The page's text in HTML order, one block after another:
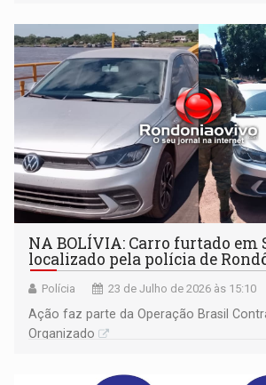
NA BOLÍVIA: Carro furtado em
localizado pela polícia de
Polícia 23 de Julho de 2026 às 15:10
Ação faz parte da Operação Brasil
Organizado